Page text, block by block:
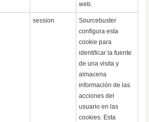
web.
session
Sourcebuster
configura esta
cookie para
identificar la fuente
de una visita y
almacena
información de las
acciones del
usuario en las
cookies. Esta